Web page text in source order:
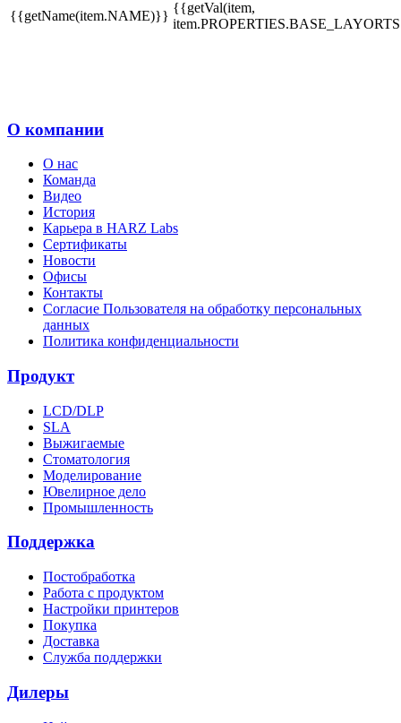
{{getName(item.NAME)}}
{{getVal(item,
О компании
О нас
Команда
Видео
История
Карьера в HARZ Labs
Сертификаты
Новости
Офисы
Контакты
Согласие Пользователя на обработку персональных
данных
Политика конфиденциальности
Продукт
LCD/DLP
SLA
Выжигаемые
Стоматология
Моделирование
Ювелирное дело
Промышленность
Поддержка
Постобработка
Работа с продуктом
Настройки принтеров
Покупка
Доставка
Служба поддержки
Дилеры